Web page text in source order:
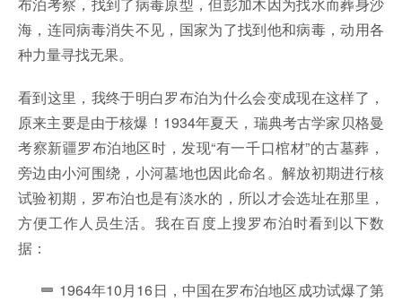
海，连同病毒消失不见，国家为了找到他和病毒，动用各
种力量寻找无果。
看到这里，我终于明白罗布泊为什么会变成现在这样了，
原来主要是由于核爆！1934年夏天，瑞典考古学家贝格曼
考察新疆罗布泊地区时，发现“有一千口棺材”的古墓葬，
旁边由小河围绕，小河墓地也因此命名。解放初期进行核
试验初期，罗布泊也是有淡水的，所以才会选址在那里，
方便工作人员生活。我在百度上搜罗布泊时看到以下数
据：
1964年10月16日，中国在罗布泊地区成功试爆了第